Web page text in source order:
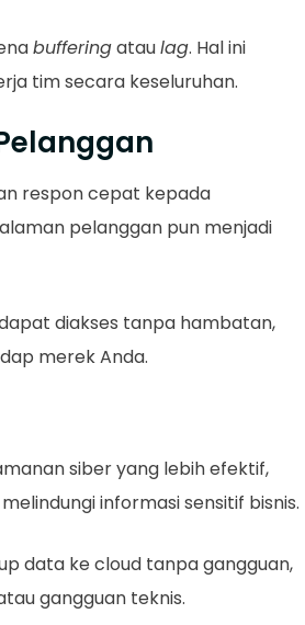
bufferingataulag. Hal ini
tim secara keseluruhan.
respon cepat kepada
pelanggan pun menjadi
diakses tanpa hambatan,
merek Anda.
siber yang lebih efektif,
informasi sensitif bisnis.
data ke cloud tanpa gangguan,
gangguan teknis.